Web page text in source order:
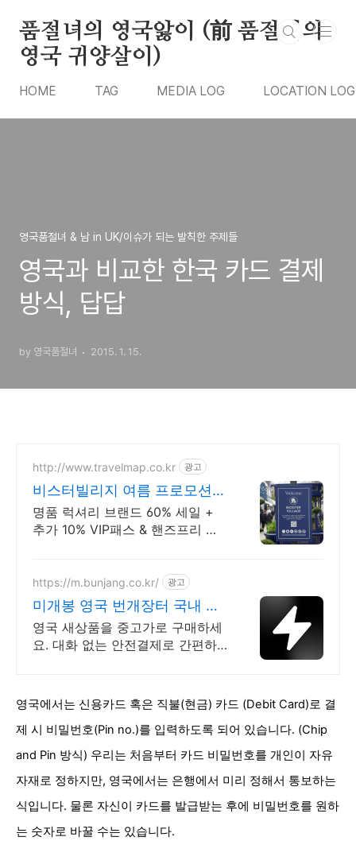
품절녀의 영국앓이 (前 품절녀의
영국 귀양살이)
HOME TAG MEDIA LOG LOCATION LOG
영국품절녀 & 남 in UK/이슈가 되는 발칙한 주제들
영국과 비교한 한국 카드 결제
방식, 답답
by 영국품절녀 2015. 1. 15.
http://www.travelmap.co.kr 광고
비스터빌리지 여름 프로모션
VIP 패스 10% 할인쿠폰
명품 럭셔리 브랜드 60% 세일 +
추가 10% VIP패스 & 핸즈프리 쇼
택 제공
https://m.bunjang.co.kr/ 광고
미개봉 영국 번개장터 국내 최
대 브랜드 중고거래
영국 새상품을 중고가로 구매하세
요. 대화 없는 안전결제로 간편하
신규 상품 업로드
영국에서는 신용카드 혹은 직불(현금) 카드 (Debit Card)로 결
제 시 비밀번호(Pin no.)를 입력하도록 되어 있습니다. (Chip
and Pin 방식) 우리는 처음부터 카드 비밀번호를 개인이 자유
자재로 정하지만, 영국에서는 은행에서 미리 정해서 통보하는
식입니다. 물론 자신이 카드를 발급받는 후에 비밀번호를 원하
는 숫자로 바꿀 수는 있습니다.